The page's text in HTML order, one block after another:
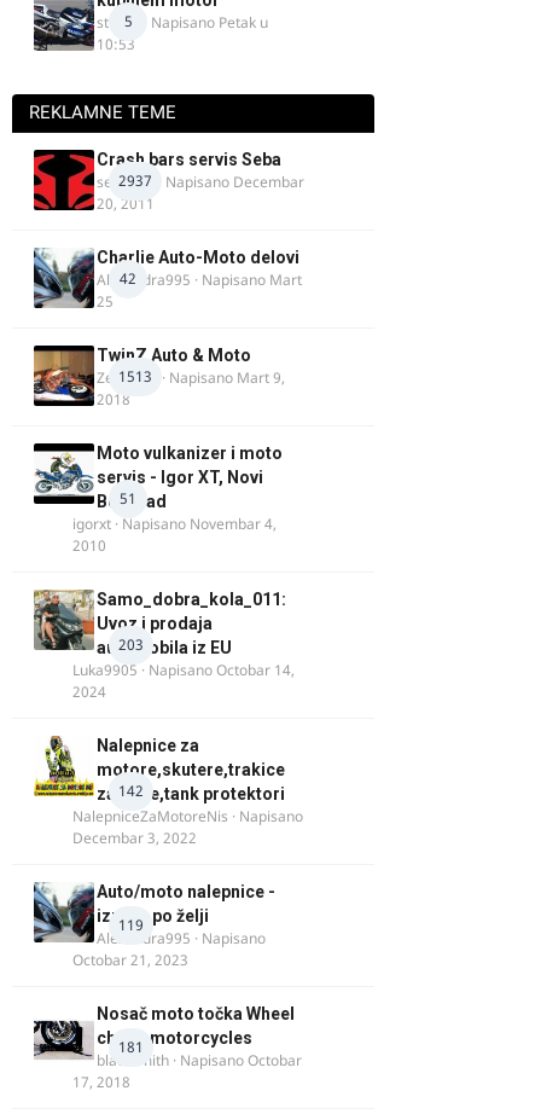
5
strugo · Napisano Petak u
10:53
REKLAMNE TEME
2937
Crash bars servis Seba
seba011 · Napisano Decembar
20, 2011
42
Charlie Auto-Moto delovi
Alexandra995 · Napisano Mart
25
1513
TwinZ Auto & Moto
Zeljkamp · Napisano Mart 9,
2018
51
Moto vulkanizer i moto
servis - Igor XT, Novi
Beograd
igorxt · Napisano Novembar 4,
2010
203
Samo_dobra_kola_011:
Uvoz i prodaja
automobila iz EU
Luka9905 · NapisanoOctobar 14,
2024
142
Nalepnice za
motore,skutere,trakice
za felne,tank protektori
NalepniceZaMotoreNis · Napisano
Decembar 3, 2022
119
Auto/moto nalepnice -
izrada po želji
Alexandra995 · Napisano
Octobar 21, 2023
181
Nosač moto točka Wheel
chock motorcycles
blacksmith · NapisanoOctobar
17, 2018